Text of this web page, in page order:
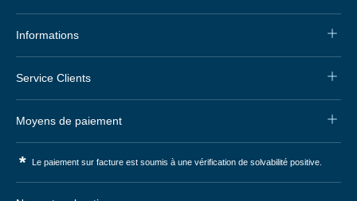
Informations
Service Clients
Moyens de paiement
* Le paiement sur facture est soumis à une vérification de solvabilité positive.